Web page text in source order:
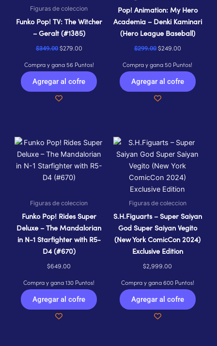
Figuras de coleccion
Funko Pop! TV: The Witcher
– Geralt (#1385)
$349.00 $279.00
Compra y gana 56 Puntos!
Agregar al cofre
Pop! Animation: My Hero
Academia – Denki Kaminari
(Hero League Baseball)
$299.00 $249.00
Compra y gana 50 Puntos!
Agregar al cofre
Figuras de coleccion
Funko Pop! Rides Super
Deluxe – The Mandalorian
in N-1 Starfighter with R5-
D4 (#670)
$649.00
Compra y gana 130 Puntos!
Agregar al cofre
Figuras de coleccion
S.H.Figuarts – Super Saiyan
God Super Saiyan Vegito
(New York ComicCon 2024)
Exclusive Edition
$2,999.00
Compra y gana 600 Puntos!
Agregar al cofre